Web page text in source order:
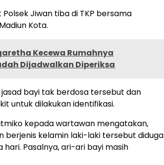
Jiwan tiba di TKP bersama
Kota.
Kecewa Rumahnya
Dijadwalkan Diperiksa
bayi tak berdosa tersebut dan
untuk dilakukan identifikasi.
kepada wartawan mengatakan,
berjenis kelamin laki-laki tersebut diduga
Pasalnya, ari-ari bayi masih